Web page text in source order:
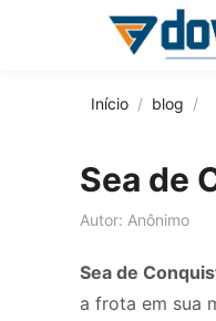
Início blog
Sea de
Autor: Anônimo
Sea de
a frota em sua